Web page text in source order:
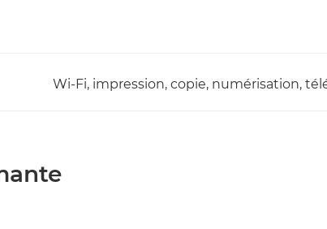
Wi-Fi, impression, copie, numérisation,